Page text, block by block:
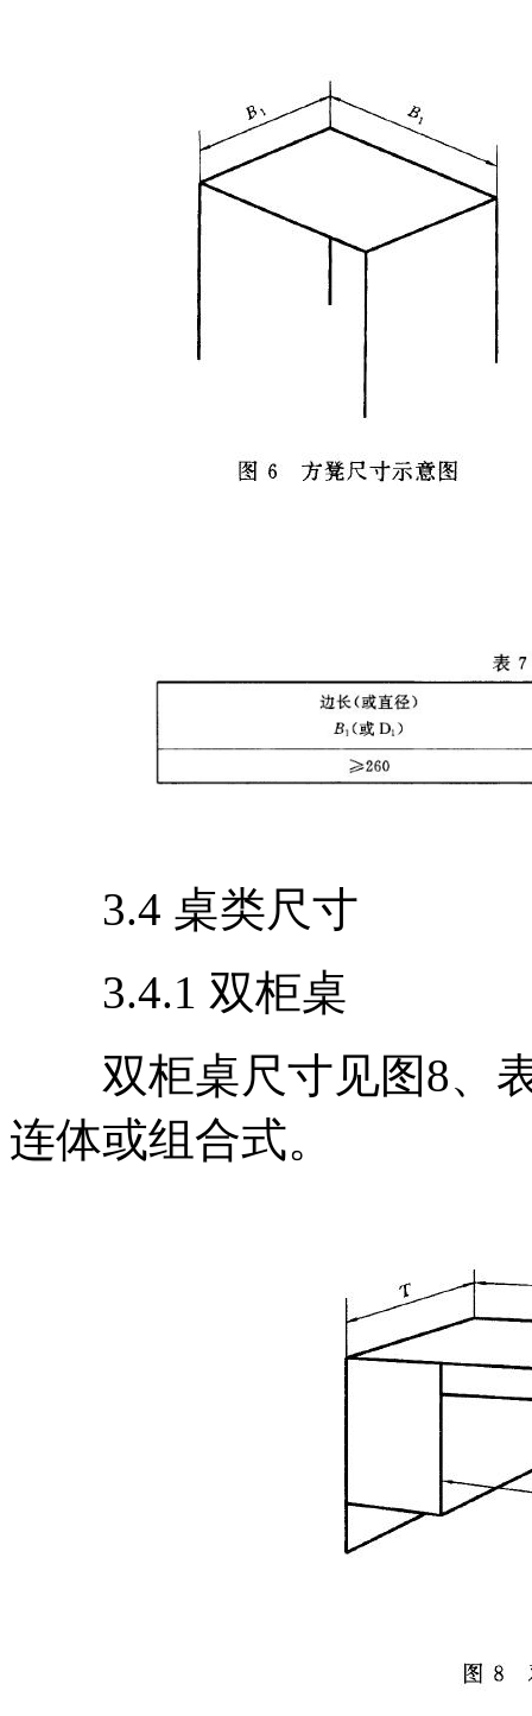
3.4 桌类尺寸
3.4.1 双柜桌
双柜桌尺寸见图8、表
连体或组合式。